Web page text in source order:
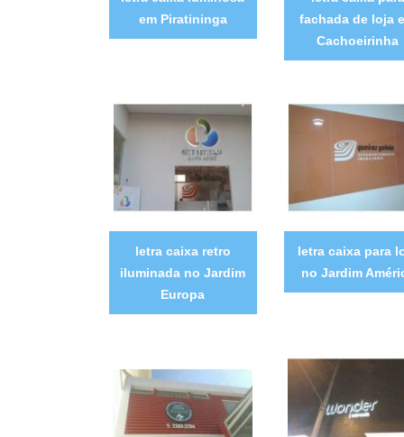
em Piratininga
fachada de loja
Cachoeirinha
letra caixa retro
iluminada no Jardim
Europa
letra caixa para
no Jardim